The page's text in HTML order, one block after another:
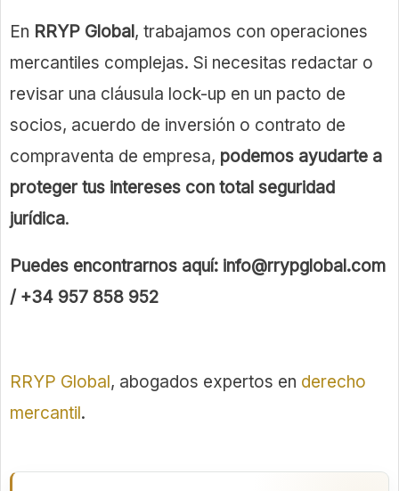
En RRYP Global, trabajamos con operaciones
mercantiles complejas. Si necesitas redactar o
revisar una cláusula lock-up en un pacto de
socios, acuerdo de inversión o contrato de
compraventa de empresa, podemos ayudarte a
proteger tus intereses con total seguridad
jurídica.
Puedes encontrarnos aquí: info@rrypglobal.com
/ +34 957 858 952
RRYP Global, abogados expertos en derecho
mercantil.